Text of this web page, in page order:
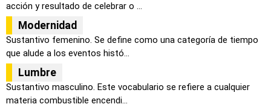
acción y resultado de celebrar o ...
Modernidad
Sustantivo femenino. Se define como una categoría de tiempo
que alude a los eventos histó...
Lumbre
Sustantivo masculino. Este vocabulario se refiere a cualquier
materia combustible encendi...